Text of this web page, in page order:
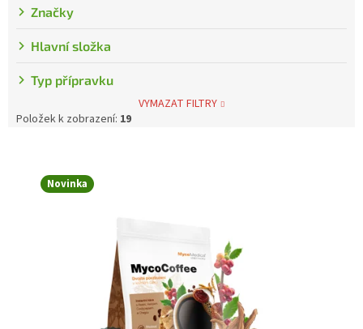
Značky
Hlavní složka
Typ přípravku
VYMAZAT FILTRY
Položek k zobrazení: 19
Novinka